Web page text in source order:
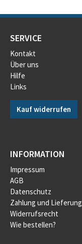
SERVICE
Kontakt
Über uns
Hilfe
Links
Kauf widerrufen
INFORMATION
Impressum
AGB
Datenschutz
Zahlung und Lieferung
Widerrufsrecht
Wie bestellen?